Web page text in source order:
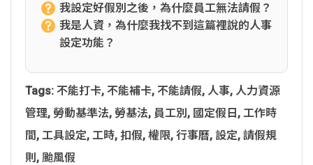
我設定好假別之後，為什麼員工無法請假？
我是人資，為什麼我找不到這篇裡說的人事
設定功能？
Tags: 不能打卡, 不能補卡, 不能請假, 人事, 人力資源
管理, 勞動基準法, 勞基法, 員工別 , 國定假日 , 工作時
間 , 工具設定, 工時, 扣假, 權限, 行事曆, 設定, 請假規
則 , 颱風假